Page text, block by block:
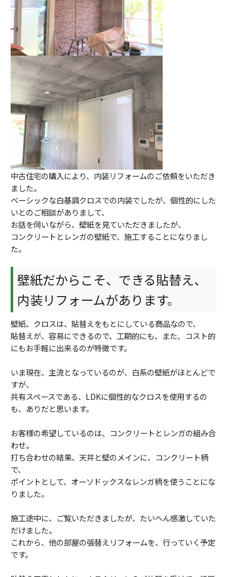
中古住宅の購入により、内装リフォームのご依頼をいただき
ました。
ベーシックな白基調クロスでの内装でしたが、個性的にした
いとのご相談がありまして、
お話を伺いながら、壁紙を見ていただきましたが、
コンクリートとレンガの壁紙で、施工することになりまし
た。
壁紙だからこそ、できる貼替え、
内装リフォームがあります。
壁紙、クロスは、貼替えをもとにしている商品なので、
貼替えが、容易にできるので、工期的にも、また、コスト的
にもお手軽に出来るのが特徴です。
いま現在、主流となっているのが、白系の壁紙がほとんどで
すが、
共有スペースである、LDKに個性的なクロスを使用するの
も、ありだと思います。
お客様の希望しているのは、コンクリートとレンガの組み合
わせ。
打ち合わせの結果、天井と壁のメインに、コンクリート柄
で、
ポイントとして、オーソドックスなレンガ柄を使うことにな
りました。
施工途中に、ご覧いただきましたが、たいへん感激していた
だけました。
これから、他の部屋の張替えリフォームを、行っていく予定
です。